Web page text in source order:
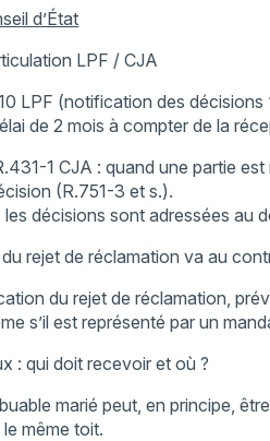
d’État
LPF / CJA
LPF (notification des
de 2 mois à compter de la
1 CJA : quand une partie
(R.751-3 et s.).
les décisions sont adressées au
rejet de réclamation va au
du rejet de réclamation,
s’il est représenté par un
: qui doit recevoir et où ?
marié peut, en principe,
même toit.